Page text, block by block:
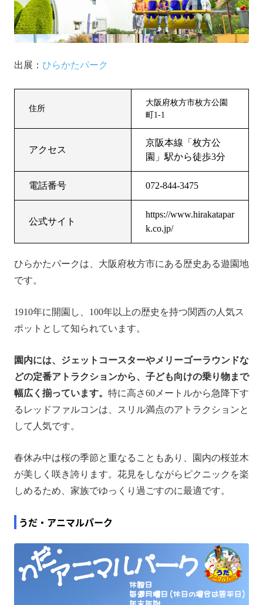
出展： ひらかたパーク
住所
大阪府枚方市枚方公園
町1-1
アクセス
京阪本線「枚方公
園」駅から徒歩3分
電話番号 072-844-3475
公式サイト
https://www.hirakatapar
k.co.jp/
ひらかたパークは、大阪府枚方市にある歴史ある遊園地
です。
1910年に開園し、100年以上の歴史を持つ関西の人気ス
ポットとして知られています。
園内には、ジェットコースターやメリーゴーラウンドな
どの定番アトラクションから、子ども向けの乗り物まで
幅広く揃っています。 特に高さ60メートルから急降下す
るレッドファルコンは、スリル満点のアトラクションと
して人気です。
春休み中は桜の季節と重なることもあり、園内の桜並木
が美しく咲き誇ります。花見をしながらピクニックを楽
しめるため、家族でゆっくり過ごすのに最適です。
うだ・アニマルパーク